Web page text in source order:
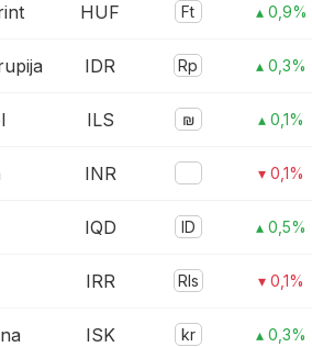
HUF Ft ▴ 0,9%
IDR Rp ▴ 0,3%
ILS ₪ ▴ 0,1%
INR ▾ 0,1%
IQD ID ▴ 0,5%
IRR Rls ▾ 0,1%
ISK kr ▴ 0,3%